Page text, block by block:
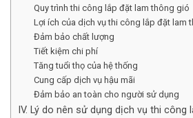
Quy trình thi công lắp đặt lam thông gió
Lợi ích của dịch vụ thi công lắp đặt lam
Đảm bảo chất lượng
Tiết kiệm chi phí
Tăng tuổi thọ của hệ thống
Cung cấp dịch vụ hậu mãi
Đảm bảo an toàn cho người sử dụng
IV. Lý do nên sử dụng dịch vụ thi công